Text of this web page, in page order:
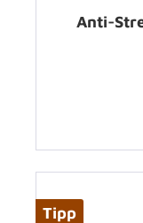
Anti-
Tipp